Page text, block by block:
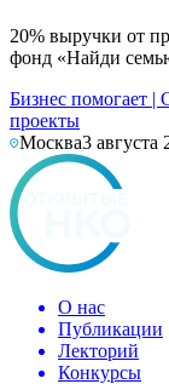
20% выручки от
фонд «Найди
Бизнес помогает |
проекты
Москва3 августа
О нас
Публикации
Лекторий
Конкурсы